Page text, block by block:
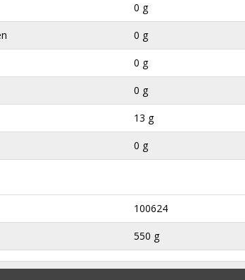
0 g
0 g
0 g
0 g
13 g
0 g
100624
550 g